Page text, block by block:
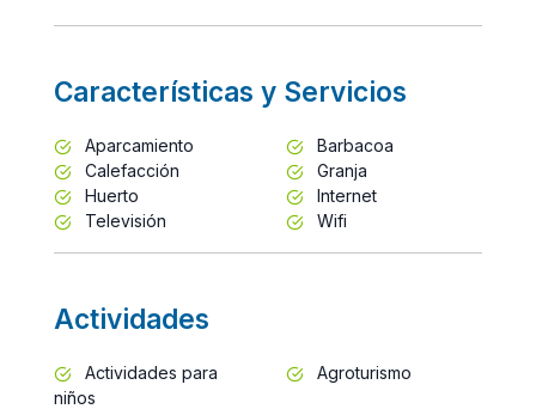
Características y Servicios
Aparcamiento
Barbacoa
Calefacción
Granja
Huerto
Internet
Televisión
Wifi
Actividades
Actividades para
niños
Agroturismo